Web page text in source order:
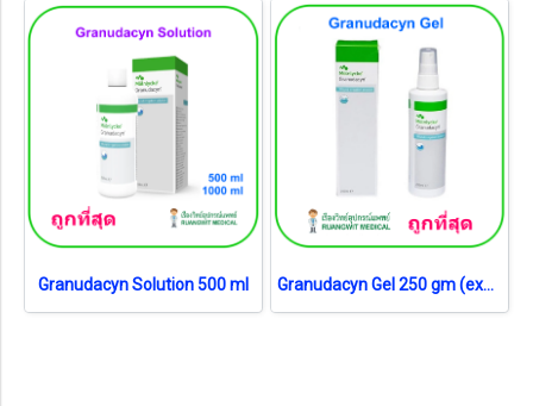
Granudacyn Solution 500 ml Granudacyn Gel 250 gm (exp 30-10-2026)